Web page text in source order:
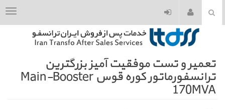
...
تعمیر و تست موفقیت آمیز بزرگترین
ترانسفورماتور کوره قوس Main-Booster
170MVA